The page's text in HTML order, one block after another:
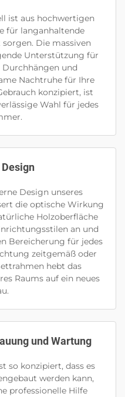
ist aus hochwertigen
für langanhaltende
Die massiven
Unterstützung für
und
Nachtruhe für Ihre
konzipiert, ist
Wahl für jedes
Design unseres
die optische Wirkung
Holzoberfläche
an und
Bereicherung für jedes
zeitgemäß oder
hebt das
Raums auf ein neues
und Wartung
so konzipiert, dass es
werden kann,
professionelle Hilfe